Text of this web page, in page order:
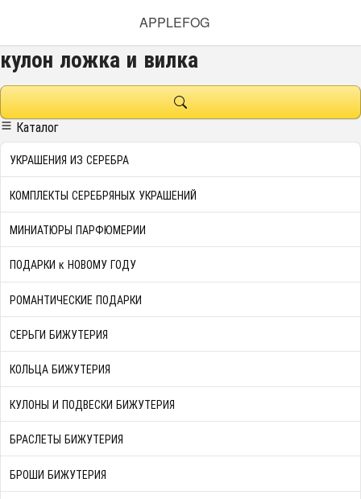
APPLEFOG
кулон ложка и вилка
Каталог
УКРАШЕНИЯ ИЗ СЕРЕБРА
КОМПЛЕКТЫ СЕРЕБРЯНЫХ УКРАШЕНИЙ
МИНИАТЮРЫ ПАРФЮМЕРИИ
ПОДАРКИ к НОВОМУ ГОДУ
РОМАНТИЧЕСКИЕ ПОДАРКИ
СЕРЬГИ БИЖУТЕРИЯ
КОЛЬЦА БИЖУТЕРИЯ
КУЛОНЫ И ПОДВЕСКИ БИЖУТЕРИЯ
БРАСЛЕТЫ БИЖУТЕРИЯ
БРОШИ БИЖУТЕРИЯ